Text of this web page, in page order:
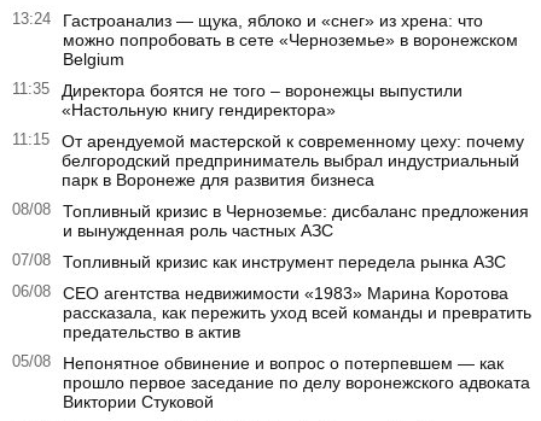
13:24
Гастроанализ — щука, яблоко и «снег» из хрена: что
можно попробовать в сете «Черноземье» в воронежском
Belgium
11:35
Директора боятся не того – воронежцы выпустили
«Настольную книгу гендиректора»
11:15
От арендуемой мастерской к современному цеху: почему
белгородский предприниматель выбрал индустриальный
парк в Воронеже для развития бизнеса
08/08
Топливный кризис в Черноземье: дисбаланс предложения
и вынужденная роль частных АЗС
07/08 Топливный кризис как инструмент передела рынка АЗС
06/08
CEO агентства недвижимости «1983» Марина Коротова
рассказала, как пережить уход всей команды и превратить
предательство в актив
05/08
Непонятное обвинение и вопрос о потерпевшем — как
прошло первое заседание по делу воронежского адвоката
Виктории Стуковой